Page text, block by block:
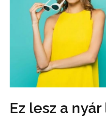
Ez lesz a